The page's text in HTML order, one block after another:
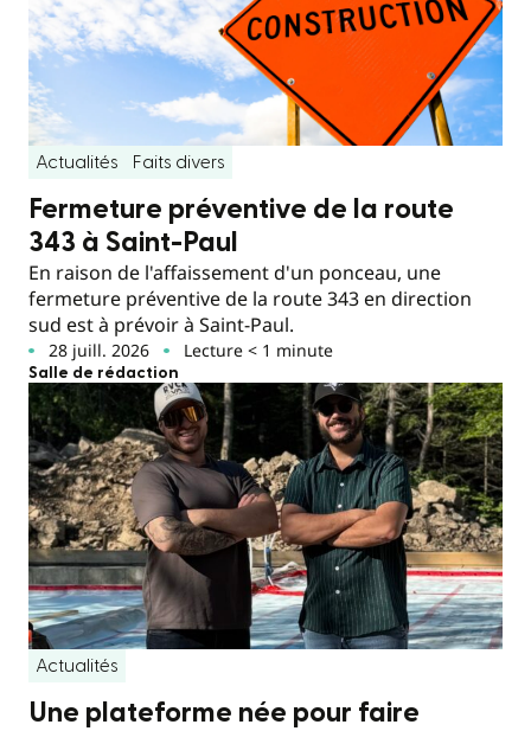
Actualités Faits divers
Fermeture préventive de la route
343 à Saint-Paul
En raison de l'affaissement d'un ponceau, une
fermeture préventive de la route 343 en direction
sud est à prévoir à Saint-Paul.
28 juill. 2026 Lecture < 1 minute
Salle de rédaction
Actualités
Une plateforme née pour faire